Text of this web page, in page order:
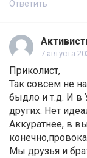
Ответить
7 августа
Приколист,
Так совсем не
быдло и т.д. И в
других. Нет
Аккуратнее, в
Мы друзья и